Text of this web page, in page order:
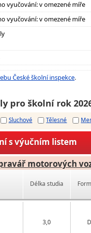
vyučování: v omezené míře
vyučování: v omezené míře
České školní inspekce.
pro školní rok
Sluchové Tělesné
s výučním listem
motorových
Délka studia
3,0